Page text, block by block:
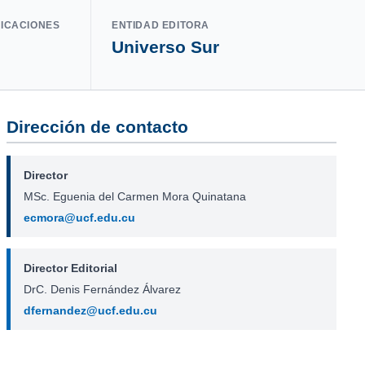
ENTIDAD EDITORA
Universo Sur
Dirección de contacto
Director
MSc. Eguenia del Carmen Mora Quinatana
ecmora@ucf.edu.cu
Director Editorial
DrC. Denis Fernández Álvarez
dfernandez@ucf.edu.cu